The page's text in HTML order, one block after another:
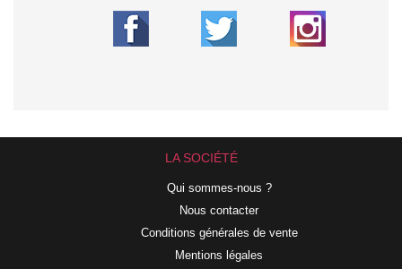
LA SOCIÉTÉ
Qui sommes-nous ?
Nous contacter
Conditions générales de vente
Mentions légales